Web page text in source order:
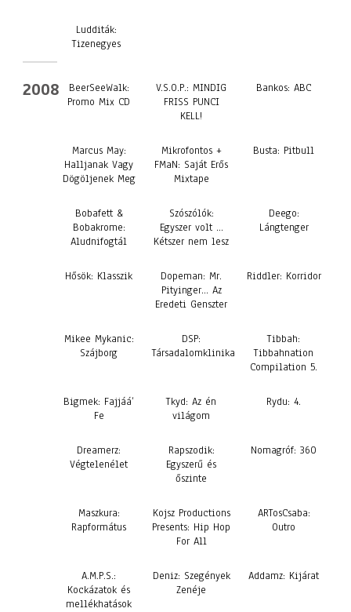
Ludditák:
Tizenegyes
2008
BeerSeeWalk:
Promo Mix CD
V.S.O.P.: MINDIG
FRISS PUNCI
KELL!
Bankos: ABC
Marcus May:
Halljanak Vagy
Dögöljenek Meg
Mikrofontos +
FMaN: Saját Erős
Mixtape
Busta: Pitbull
Bobafett &
Bobakrome:
Aludnifogtál
Szószólók:
Egyszer volt …
Kétszer nem lesz
Deego:
Lángtenger
Hősök: Klasszik
Dopeman: Mr.
Pityinger… Az
Eredeti Genszter
Riddler: Korridor
Mikee Mykanic:
Szájborg
DSP:
Társadalomklinika
Tibbah:
Tibbahnation
Compilation 5.
Bigmek: Fajjáá’
Fe
Tkyd: Az én
világom
Rydu: 4.
Dreamerz:
Végtelenélet
Rapszodik:
Egyszerű és
őszinte
Nomagróf: 360
Maszkura:
Rapformátus
Kojsz Productions
Presents: Hip Hop
For All
ARTosCsaba:
Outro
A.M.P.S.:
Kockázatok és
mellékhatások
Deniz: Szegények
Zenéje
Addamz: Kijárat